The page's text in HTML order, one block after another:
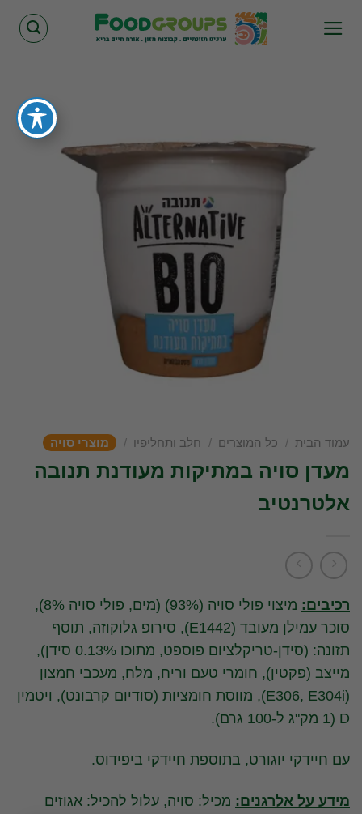
עמוד הבית / כל המוצרים / חלב ותחליפיו / מוצרי סויה
מעדן סויה במתיקות מעודנת תנובה
אלטרנטיב
רכיבים:
מיצוי פולי סויה (93%) (מים, פולי סויה 8%),
סוכר עמילן מעובד (E1442), סירופ גלוקוזה, תוסף
תזונה: (סידן-טריקלציום פוספט, מתוכו 0.13% סידן),
מייצב (פקטין), חומרי טעם וריח, מלח, מעכבי חמצון
(E306, E304i), מווסת חומציות (סודיום קרבונט), ויטמין
D (1 מק"ג ל-100 גרם).
עם חיידקי יוגורט, בתוספת חיידקי ביפידוס.
מידע על אלרגנים: מכיל: סויה, עלול להכיל: אגוזים